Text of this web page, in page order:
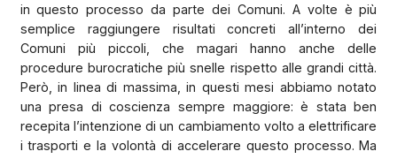
in questo processo da parte dei Comuni. A volte è più
semplice raggiungere risultati concreti all’interno dei
Comuni più piccoli, che magari hanno anche delle
procedure burocratiche più snelle rispetto alle grandi città.
Però, in linea di massima, in questi mesi abbiamo notato
una presa di coscienza sempre maggiore: è stata ben
recepita l’intenzione di un cambiamento volto a elettrificare
i trasporti e la volontà di accelerare questo processo. Ma